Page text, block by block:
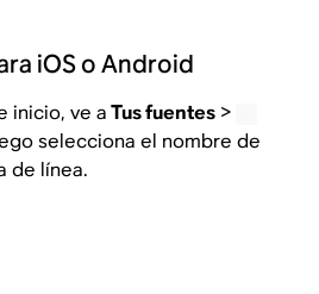
iOS o Android
inicio, ve aTus fuentes >
selecciona el nombre de
de línea.